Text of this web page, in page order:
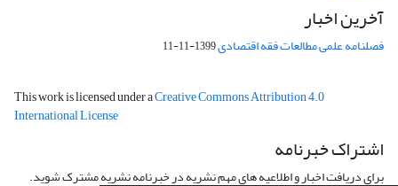
آخرین اخبار
فصلنامه علمی مطالعات فقه اقتصادی1399-11-11
This work is licensed under aCreative Commons Attribution 4.0
International License
اشتراک خبرنامه
برای دریافت اخبار و اطلاعیه های مهم نشریه در خبرنامه نشریه مشترک شوید.